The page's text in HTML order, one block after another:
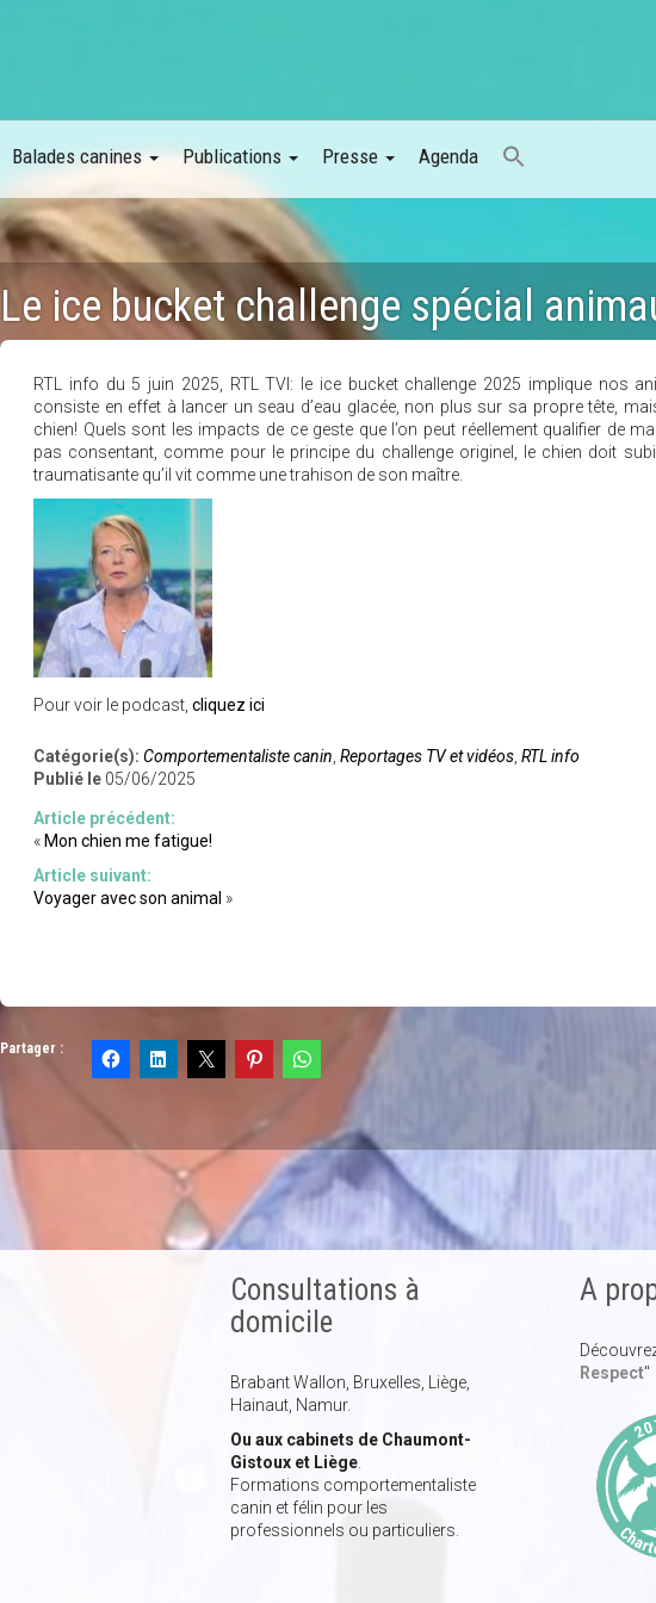
Balades canines Publications Presse Agenda
Le ice bucket challenge spécial
RTL info du 5 juin 2025, RTL TVI: le ice bucket challenge 2025 implique nos
consiste en effet à lancer un seau d’eau glacée, non plus sur sa propre tête,
chien! Quels sont les impacts de ce geste que l’on peut réellement qualifier de
pas consentant, comme pour le principe du challenge originel, le chien doit
traumatisante qu’il vit comme une trahison de son maître.
Pour voir le podcast, cliquez ici
Catégorie(s): Comportementaliste canin Reportages TV et vidéos RTL info
Publié le 05/06/2025
Article précédent:
«Mon chien me fatigue!
Article suivant:
Voyager avec son animal »
Partager :
Consultations à
domicile
Brabant Wallon, Bruxelles, Liège,
Hainaut, Namur.
Ou aux cabinets de Chaumont-
Gistoux et Liège
Formations comportementaliste
canin et félin pour les
professionnels ou particuliers.
A
Respect"